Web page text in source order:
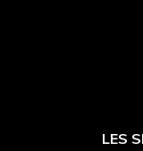
LES